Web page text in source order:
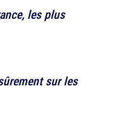
les plus
sur les